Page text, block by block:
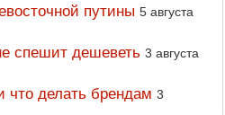
путины 5 августа
спешит дешеветь 3 августа
что делать брендам 3